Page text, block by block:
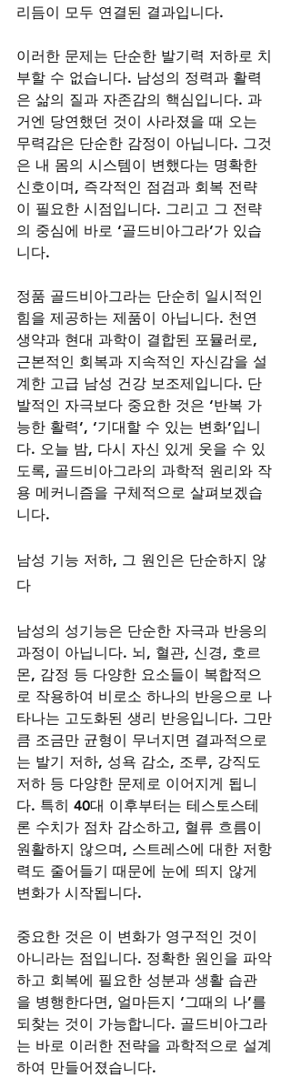
리듬이 모두 연결된 결과입니다.
이러한 문제는 단순한 발기력 저하로 치
부할 수 없습니다. 남성의 정력과 활력
은 삶의 질과 자존감의 핵심입니다. 과
거엔 당연했던 것이 사라졌을 때 오는
무력감은 단순한 감정이 아닙니다. 그것
은 내 몸의 시스템이 변했다는 명확한
신호이며, 즉각적인 점검과 회복 전략
이 필요한 시점입니다. 그리고 그 전략
의 중심에 바로 ‘골드비아그라’가 있습
니다.
정품 골드비아그라는 단순히 일시적인
힘을 제공하는 제품이 아닙니다. 천연
생약과 현대 과학이 결합된 포뮬러로,
근본적인 회복과 지속적인 자신감을 설
계한 고급 남성 건강 보조제입니다. 단
발적인 자극보다 중요한 것은 ‘반복 가
능한 활력’, ‘기대할 수 있는 변화’입니
다. 오늘 밤, 다시 자신 있게 웃을 수 있
도록, 골드비아그라의 과학적 원리와 작
용 메커니즘을 구체적으로 살펴보겠습
니다.
남성 기능 저하, 그 원인은 단순하지 않
다
남성의 성기능은 단순한 자극과 반응의
과정이 아닙니다. 뇌, 혈관, 신경, 호르
몬, 감정 등 다양한 요소들이 복합적으
로 작용하여 비로소 하나의 반응으로 나
타나는 고도화된 생리 반응입니다. 그만
큼 조금만 균형이 무너지면 결과적으로
는 발기 저하, 성욕 감소, 조루, 강직도
저하 등 다양한 문제로 이어지게 됩니
다. 특히 40대 이후부터는 테스토스테
론 수치가 점차 감소하고, 혈류 흐름이
원활하지 않으며, 스트레스에 대한 저항
력도 줄어들기 때문에 눈에 띄지 않게
변화가 시작됩니다.
중요한 것은 이 변화가 영구적인 것이
아니라는 점입니다. 정확한 원인을 파악
하고 회복에 필요한 성분과 생활 습관
을 병행한다면, 얼마든지 ‘그때의 나’를
되찾는 것이 가능합니다. 골드비아그라
는 바로 이러한 전략을 과학적으로 설계
하여 만들어졌습니다.